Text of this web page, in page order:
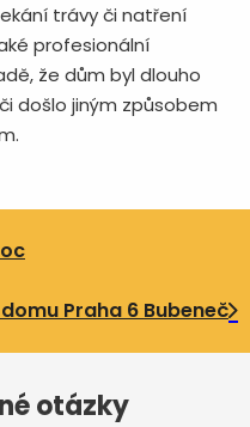
trávy či natření
profesionální
že dům byl dlouho
došlo jiným způsobem
Praha 6 Bubeneč
otázky